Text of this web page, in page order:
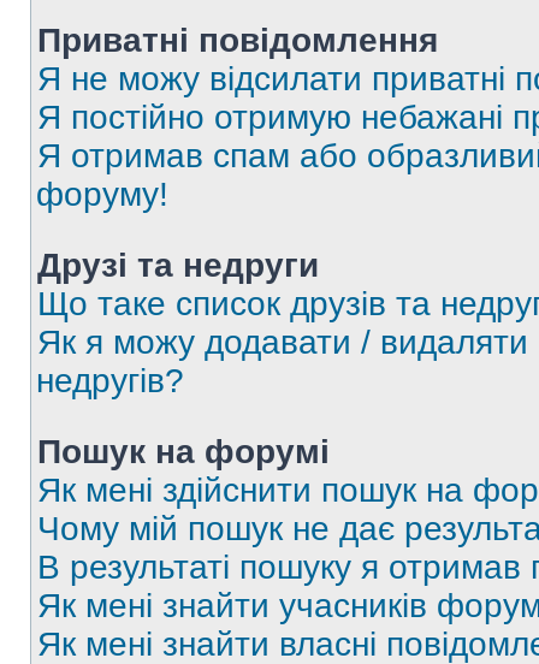
Приватні повідомлення
Я не можу відсилати приватні
Я постійно отримую небажані
Я отримав спам або
форуму!
Друзі та недруги
Що таке список друзів та
Як я можу додавати / видаляти
недругів?
Пошук на форумі
Як мені здійснити пошук на
Чому мій пошук не дає
В результаті пошуку я отримав
Як мені знайти учасників
Як мені знайти власні